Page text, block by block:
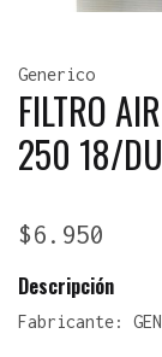
Generico
FILTRO
250 18/
$6.950
Descripción
Fabricante: